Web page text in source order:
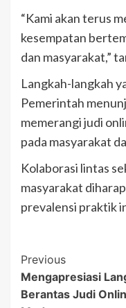
“Kami akan terus
kesempatan
dan masyarakat,”
Langkah-langkah
Pemerintah
memerangi judi
pada masyarakat
Kolaborasi lintas
masyarakat
prevalensi praktik
Post
Previous
Mengapresiasi
Berantas Judi